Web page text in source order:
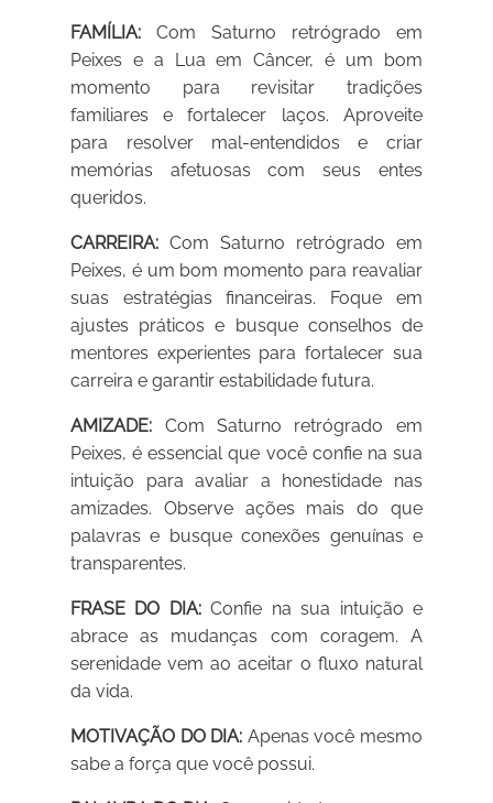
FAMÍLIA: Com Saturno retrógrado em
Peixes e a Lua em Câncer, é um bom
momento para revisitar tradições
familiares e fortalecer laços. Aproveite
para resolver mal-entendidos e criar
memórias afetuosas com seus entes
queridos.
CARREIRA: Com Saturno retrógrado em
Peixes, é um bom momento para reavaliar
suas estratégias financeiras. Foque em
ajustes práticos e busque conselhos de
mentores experientes para fortalecer sua
carreira e garantir estabilidade futura.
AMIZADE: Com Saturno retrógrado em
Peixes, é essencial que você confie na sua
intuição para avaliar a honestidade nas
amizades. Observe ações mais do que
palavras e busque conexões genuínas e
transparentes.
FRASE DO DIA:Confie na sua intuição e
abrace as mudanças com coragem. A
serenidade vem ao aceitar o fluxo natural
da vida.
MOTIVAÇÃO DO DIA: Apenas você mesmo
sabe a força que você possui.